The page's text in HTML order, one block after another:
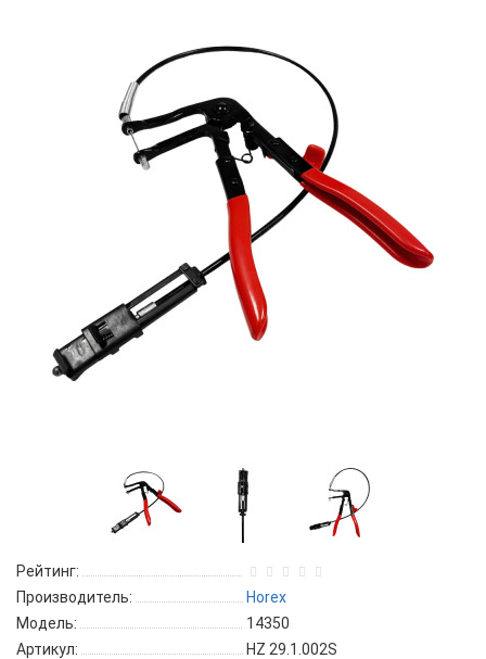
Рейтинг:
Производитель:
Horex
Модель:
14350
Артикул:
HZ 29.1.002S